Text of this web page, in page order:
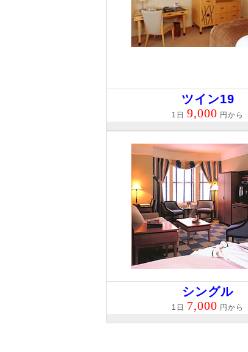
ツイン19
1日 9,000 円から
シングル
1日 7,000 円から